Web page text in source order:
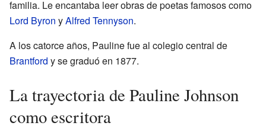
familia. Le encantaba leer obras de poetas famosos como
Lord Byron yAlfred Tennyson.
A los catorce años, Pauline fue al colegio central de
Brantford y se graduó en 1877.
La trayectoria de Pauline Johnson
como escritora